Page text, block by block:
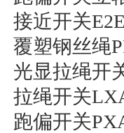
接近开关
覆塑钢丝绳
光显拉绳开
拉绳开关
跑偏开关